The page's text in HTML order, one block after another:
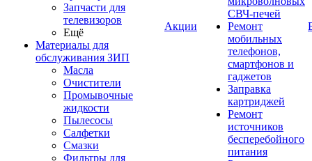
Запчасти для
телевизоров
Ещё
Материалы для
обслуживания ЗИП
Масла
Очистители
Промывочные
жидкости
Пылесосы
Салфетки
Смазки
Фильтры для
Акции
СВЧ-печей
Ремонт
мобильных
телефонов,
смартфонов и
гаджетов
Заправка
картриджей
Ремонт
источников
бесперебойного
питания